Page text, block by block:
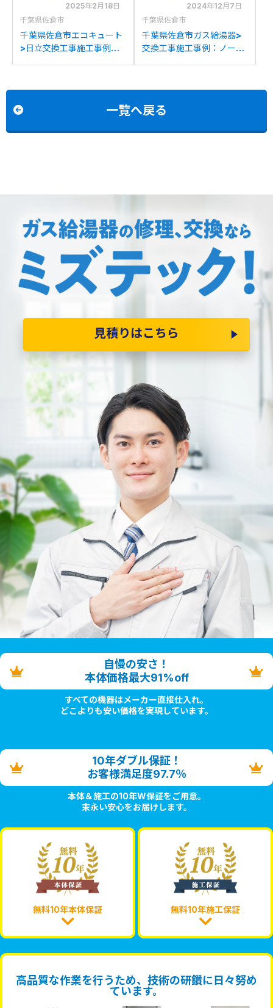
2025年2月18日
千葉県佐倉市
千葉県佐倉市エコキュート
>日立交換工事施工事例：
2024年12月7日
千葉県佐倉市
千葉県佐倉市ガス給湯器>
交換工事施工事例：ノーリ
一覧へ戻る
見積りはこちら
自慢の安さ！
本体価格最大91%off
すべての機器はメーカー直接仕入れ。
どこよりも安い価格を実現しています。
10年ダブル保証！
お客様満足度97.7％
本体＆施工の10年W保証をご用意。
末永い安心をお届けします。
無料10年本体保証 無料10年施工保証
高品質な作業を行うため、技術の研鑽に日々努め
ています。